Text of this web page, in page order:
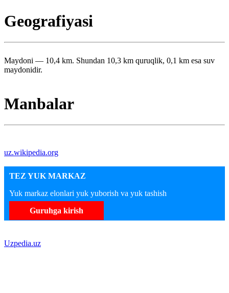
Geografiyasi
Maydoni — 10,4 km. Shundan 10,3 km quruqlik, 0,1 km esa suv
maydonidir.
Manbalar
uz.wikipedia.org
TEZ YUK MARKAZ
Yuk markaz elonlari yuk yuborish va yuk tashish
Guruhga kirish
Uzpedia.uz